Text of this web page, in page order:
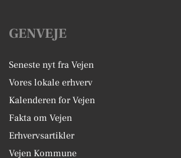
GENVEJE
Seneste nyt fra Vejen
Vores lokale erhverv
Kalenderen for Vejen
Fakta om Vejen
Erhvervsartikler
Vejen Kommune